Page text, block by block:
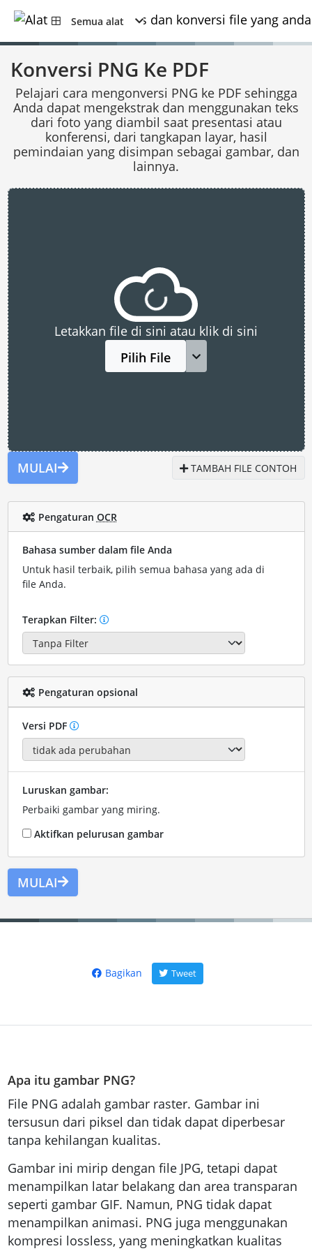
Semua alat
Konversi PNG Ke PDF
Pelajari cara mengonversi PNG ke PDF sehingga
Anda dapat mengekstrak dan menggunakan teks
dari foto yang diambil saat presentasi atau
konferensi, dari tangkapan layar, hasil
pemindaian yang disimpan sebagai gambar, dan
lainnya.
Letakkan file di sini atau klik di sini
Pilih File
MULAI TAMBAH FILE CONTOH
Pengaturan OCR
Bahasa sumber dalam file Anda
Untuk hasil terbaik, pilih semua bahasa yang ada di
file Anda.
Terapkan Filter:
Pengaturan opsional
Versi PDF
Luruskan gambar:
Perbaiki gambar yang miring.
Aktifkan pelurusan gambar
MULAI
Bagikan Tweet
Apa itu gambar PNG?
File PNG adalah gambar raster. Gambar ini
tersusun dari piksel dan tidak dapat diperbesar
tanpa kehilangan kualitas.
Gambar ini mirip dengan file JPG, tetapi dapat
menampilkan latar belakang dan area transparan
seperti gambar GIF. Namun, PNG tidak dapat
menampilkan animasi. PNG juga menggunakan
kompresi lossless, yang meningkatkan kualitas